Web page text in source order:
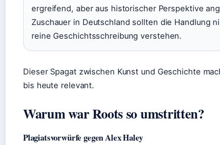
ergreifend, aber aus historischer Perspektive
Zuschauer in Deutschland sollten die Handlung
reine Geschichtsschreibung verstehen.
Dieser Spagat zwischen Kunst und Geschichte
bis heute relevant.
Warum war Roots so umstritten?
Plagiatsvorwürfe gegen Alex Haley